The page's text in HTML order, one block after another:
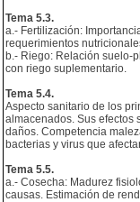
Tema 5.3.
a.- Fertilización:
requerimientos
b.- Riego: Relación suelo-
con riego suplementario.
Tema 5.4.
Aspecto sanitario de los
almacenados. Sus efectos
daños. Competencia
bacterias y virus que
Tema 5.5.
a.- Cosecha: Madurez
causas. Estimación de